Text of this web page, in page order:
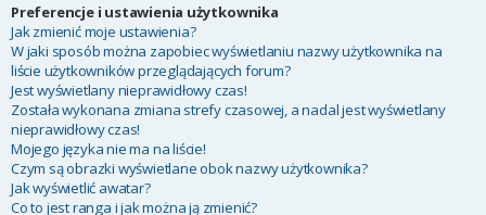
Preferencje i ustawienia użytkownika
Jak zmienić moje ustawienia?
W jaki sposób można zapobiec wyświetlaniu nazwy użytkownika na
liście użytkowników przeglądających forum?
Jest wyświetlany nieprawidłowy czas!
Została wykonana zmiana strefy czasowej, a nadal jest wyświetlany
nieprawidłowy czas!
Mojego języka nie ma na liście!
Czym są obrazki wyświetlane obok nazwy użytkownika?
Jak wyświetlić awatar?
Co to jest ranga i jak można ją zmienić?